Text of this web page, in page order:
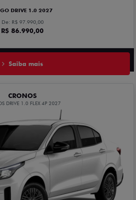
DRIVE 1.0 2027
De: R$ 97.990,00
R$ 86.990,00
Saiba mais
CRONOS
DRIVE 1.0 FLEX 4P 2027